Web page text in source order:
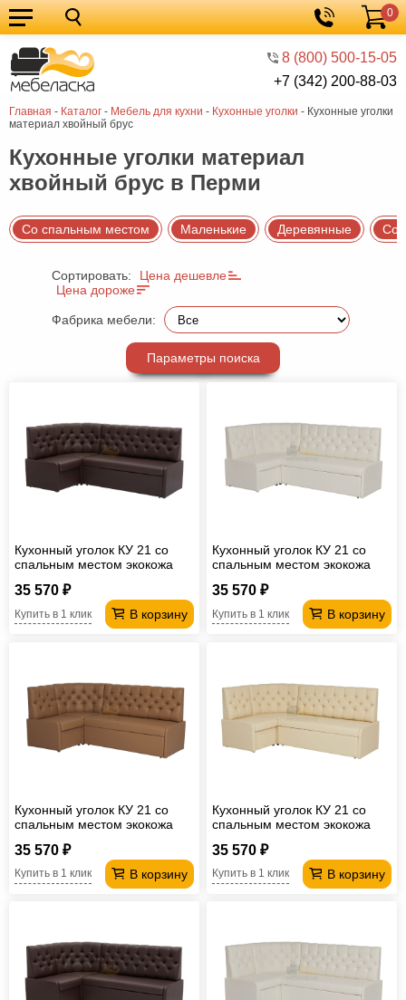
8 (800) 500-15-05
+7 (342) 200-88-03
Корзина
0
Главная - Каталог - Мебель для кухни - Кухонные уголки - Кухонные уголки
материал хвойный брус
Кухонные
гарнитуры
Мебель
для
кухни
Мебель
для
спальни
Кровати
Шкафы
Диваны
Мягкая
мебель
Детская
мебель
Мебель
мебель
Столы
под
Мебель
Кресла-
оборудование
Кухонные уголки материал
хвойный брус в Перми
Со спальным местом Маленькие Деревянные Со
Сортировать:
Цена дешевле
Цена дороже
Фабрика мебели:
Параметры поиска
Кухонный уголок КУ 21 со
спальным местом экокожа
35 570 ₽
В корзину
Купить в 1 клик
Кухонный уголок КУ 21 со
спальным местом экокожа
35 570 ₽
В корзину
Купить в 1 клик
Кухонный уголок КУ 21 со
спальным местом экокожа
35 570 ₽
В корзину
Купить в 1 клик
Кухонный уголок КУ 21 со
спальным местом экокожа
35 570 ₽
В корзину
Купить в 1 клик